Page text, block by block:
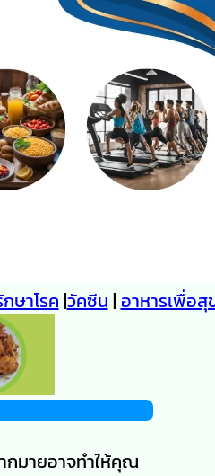
ษาโรค|วัคซีน|อาหารเพื่อ
กมายอาจทำให้คุณ